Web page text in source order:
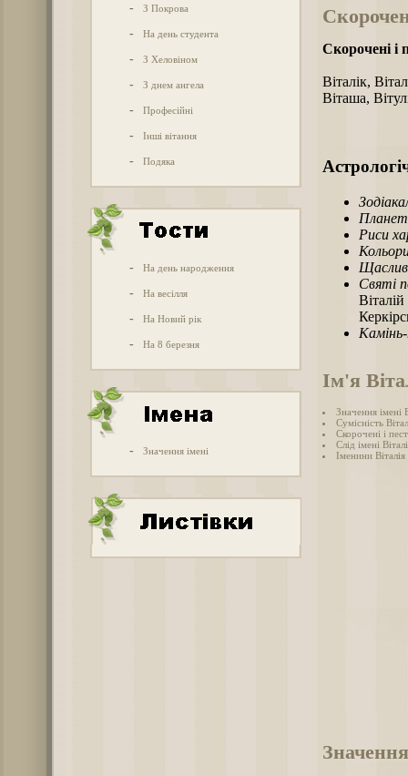
- З Покрова
- На день студента
- З Хеловіном
- З днем ангела
- Професійні
- Інші вітання
- Подяка
- На день народження
- На весілля
- На Новий рік
- На 8 березня
- Значення імені
Скорочені і
Віталік,
Віташа,
Риси
Святі
Ім'я
Значення імені
Сумісність
Скорочені і
Слід імені
Іменини Віталія